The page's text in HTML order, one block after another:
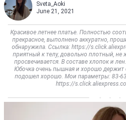
Sveta_Aoki
June 21, 2021
Красивое летнее платье. Полностью
прекрасное, выполнено аккуратно,
обнаружила. Ссылка: https://
приятный к телу, довольно плотный, не
просвечивается. В составе хлопок и
Юбочка очень пышная и хорошо
подошел хорошо. Мои параметры: 83-
https://